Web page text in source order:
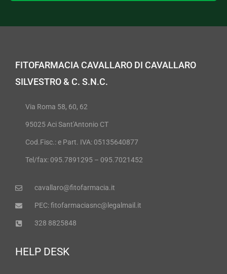
FITOFARMACIA CAVALLARO DI CAVALLARO
SILVESTRO & C. S.N.C.
Via Roma 58, 60, 62
95025 Aci Sant'Antonio CT
Cod.Fisc.: e Part. IVA: 05135640877
Tel/fax: 095.7891295 – 095.7021452
cavallaro@fitofarmacia.it
PEC: fitofarmaciasnc@legalmail.it
328 8825848
HELP DESK